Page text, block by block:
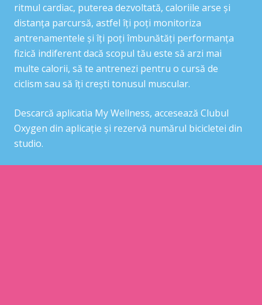
ritmul cardiac, puterea dezvoltată, caloriile arse și
distanța parcursă, astfel îți poți monitoriza
antrenamentele și îți poți îmbunătăți performanța
fizică indiferent dacă scopul tău este să arzi mai
multe calorii, să te antrenezi pentru o cursă de
ciclism sau să îți crești tonusul muscular.
Descarcă aplicatia My Wellness, accesează Clubul
Oxygen din aplicație și rezervă numărul bicicletei din
studio.